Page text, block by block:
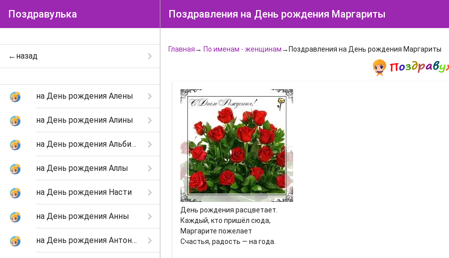
Поздравулька
←назад
на День рождения Алены
на День рождения Алины
на День рождения Альбины
на День рождения Аллы
на День рождения Насти
на День рождения Анны
на День рождения Антонины
Поздравления на День рождения Маргариты
Главная→ По именам - женщинам→Поздравления на День рождения Маргариты
День рождения расцветает.
Каждый, кто пришёл сюда,
Маргарите пожелает
Счастья, радость — на года.